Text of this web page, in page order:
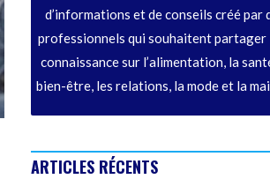
d’informations et de conseils créé par
professionnels qui souhaitent partager
connaissance sur l’alimentation, la
bien-être, les relations, la mode et la
ARTICLES RÉCENTS